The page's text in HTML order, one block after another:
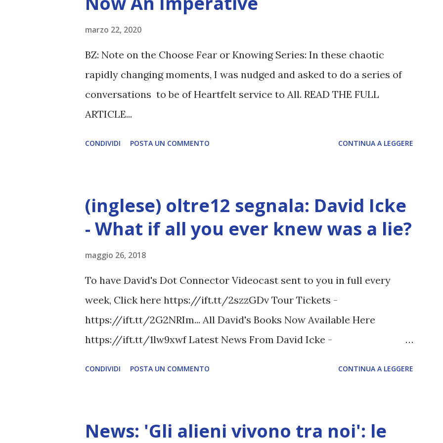
marzo 22, 2020
BZ: Note on the Choose Fear or Knowing Series: In these chaotic
rapidly changing moments, I was nudged and asked to do a series of
conversations to be of Heartfelt service to All. READ THE FULL
ARTICLE...
CONDIVIDI POSTA UN COMMENTO CONTINUA A LEGGERE
(inglese) oltre12 segnala: David Icke
- What if all you ever knew was a lie?
maggio 26, 2018
To have David's Dot Connector Videocast sent to you in full every
week, Click here https://ift.tt/2szzGDv Tour Tickets -
https://ift.tt/2G2NRIm... All David's Books Now Available Here
https://ift.tt/1lw9xwf Latest News From David Icke -
CONDIVIDI POSTA UN COMMENTO CONTINUA A LEGGERE
News: 'Gli alieni vivono tra noi': le